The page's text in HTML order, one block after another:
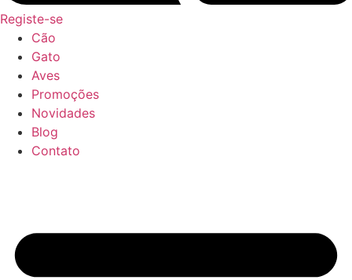
Registe-se
Cão
Gato
Aves
Promoções
Novidades
Blog
Contato